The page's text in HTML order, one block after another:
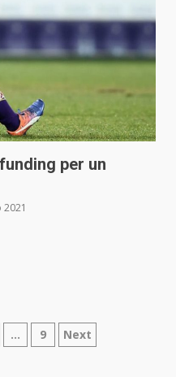
per un
2021
… 9 Next